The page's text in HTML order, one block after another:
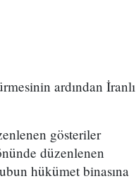
ardından İranlı
gösteriler
düzenlenen
hükümet binasına